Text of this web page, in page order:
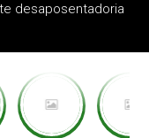
desaposentadoria